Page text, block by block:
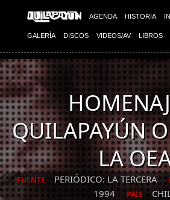
AGENDA HISTORIA
GALERÍA DISCOS VIDEOS/AV LIBROS
QUILAPAYÚN
LA
FUENTE PERIÓDICO: LA TERCERA
1994
PAÍS